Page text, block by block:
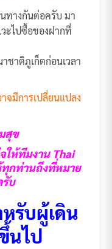
นทางกันต่อครับ มา
ะไปซื้อของฝากที่
ชาติภูเก็ตก่อนเวลา
จมีการเปลี่ยนแปลง
สุข
ห้ทีมงาน Thai
ทุกท่านถึงที่หมาย
บ
รับผู้เดิน
นไป